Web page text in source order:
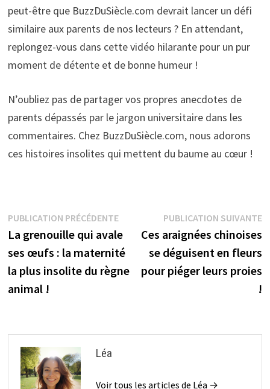
peut-être que BuzzDuSiècle.com devrait lancer un défi
similaire aux parents de nos lecteurs ? En attendant,
replongez-vous dans cette vidéo hilarante pour un pur
moment de détente et de bonne humeur !
N’oubliez pas de partager vos propres anecdotes de
parents dépassés par le jargon universitaire dans les
commentaires. Chez BuzzDuSiècle.com, nous adorons
ces histoires insolites qui mettent du baume au cœur !
Navigation
de
l’article
PUBLICATION PRÉCÉDENTEPublication
précédente :
La grenouille qui avale
ses œufs : la maternité
la plus insolite du règne
animal !
PUBLICATION SUIVANTE
Ces araignées chinoises
se déguisent en fleurs
pour piéger leurs proies
!
Léa
Voir tous les articles de Léa →